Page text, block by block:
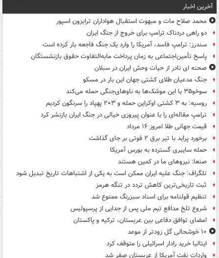
آخرین اخبار
محمد صلاح مات و مبهوت استقبال هواداران ترابزون اسپور
دو راهی دردناک ترامپ برای خروج از جنگ ایران
سندرز: ترامپ فاسد، آمریکا را وارد یک جنگ فاجعه بار کرده است
پاسخ تأمین‌اجتماعی به زمان پرداخت مابه‌التفاوت حقوق بازنشستگان
صحنه ای نادر از حیات وحش ایران در سبلان
جنگ مدعیان طلای کشتی جهان این بار در مسکو
سوخو۳۵ با این موشک‌ها به ناوهای‌جنگی حمله می‌کند
روسیه: به ۳ کشتی اوکراین حمله و ۲۰۳ پهپاد را سرنگون کردیم
ترامپ مقاله‌ای را با عنوان پیروزی خیالی در جنگ ایران بازنشر کرد
قیمت جهانی طلا امروز ۱۶ مرداد
برخورد پراید با تیر برق ۲ فوتی بر جای گذاشت
حمله سایبری گسترده به بورس آمریکا
صنعا: نیروهای ما در کمین‌ هستند
تلگراف: جنگ علیه ایران ممکن است به یکی از اشتباهات تاریخ تبدیل شود
ثبت تاریخی‌ترین کاهش تردد در تنگه هرمز
تنظیم قولنامه برای اسناد سبزرنگ ممنوع شد
شروع تلخ مدافع تیم ملی پس از جدایی از پرسپولیس
امضای توافق دفاعی بین عربستان، ترکیه و پاکستان
۱۰ خوشحالی گل زودتر از موعد
ایتالیا خرید رادار اسرائیلی را متوقف کرد
واردات نفت آمریکا از عربستان صفر شد